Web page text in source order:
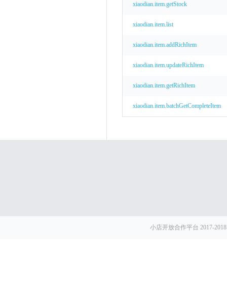
xiaodian.item.getStock
xiaodian.item.list
xiaodian.item.addRichItem
xiaodian.item.updateRichItem
xiaodian.item.getRichItem
xiaodian.item.batchGetCompleteItem
小店开放合作平台 2017-